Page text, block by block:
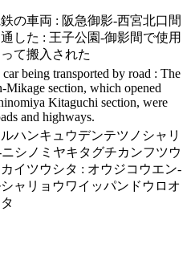
の車両 : 阪急御影-西宮北口間
した : 王子公園-御影間で使用
て搬入された
being transported by road : The
Mikage section, which opened
Kitaguchi section, were
and highways.
ハンキュウデンテツノシャリ
シノミヤキタグチカンフツウ
イツウシタ : オウジコウエン-
ャリョウワイッパンドウロオ